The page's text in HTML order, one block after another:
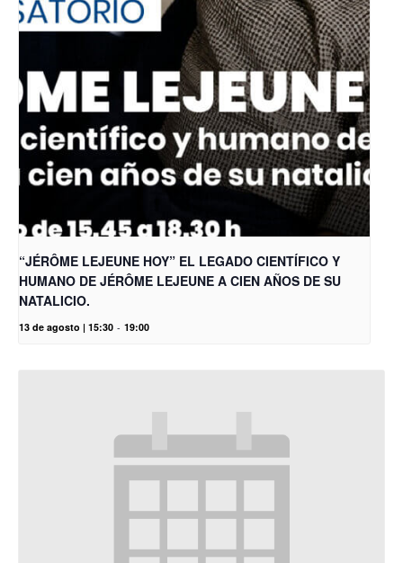
“JÉRÔME LEJEUNE HOY” EL LEGADO CIENTÍFICO Y
HUMANO DE JÉRÔME LEJEUNE A CIEN AÑOS DE SU
NATALICIO.
13 de agosto | 15:30 - 19:00